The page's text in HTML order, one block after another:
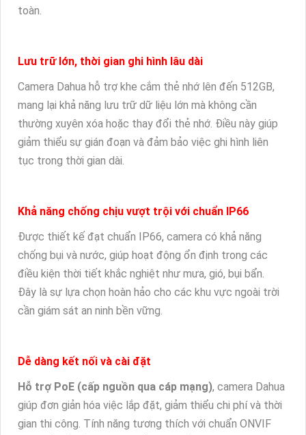
toàn.
Lưu trữ lớn, thời gian ghi hình lâu dài
Camera Dahua hỗ trợ khe cắm thẻ nhớ lên đến 512GB,
mang lại khả năng lưu trữ dữ liệu lớn mà không cần
thường xuyên xóa hoặc thay đổi thẻ nhớ. Điều này giúp
giảm thiểu sự gián đoạn và đảm bảo việc ghi hình liên
tục trong thời gian dài.
Khả năng chống chịu vượt trội với chuẩn IP66
Được thiết kế đạt chuẩn IP66, camera có khả năng
chống bụi và nước, giúp hoạt động ổn định trong các
điều kiện thời tiết khắc nghiệt như mưa, gió, bụi bẩn.
Đây là sự lựa chọn hoàn hảo cho các khu vực ngoài trời
cần giám sát an ninh bền vững.
Dễ dàng kết nối và cài đặt
Hỗ trợ PoE (cấp nguồn qua cáp mạng), camera Dahua
giúp đơn giản hóa việc lắp đặt, giảm thiểu chi phí và thời
gian thi công. Tính năng tương thích với chuẩn ONVIF